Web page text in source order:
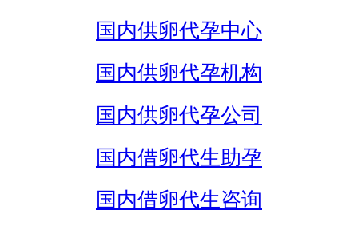
国内供卵代孕中心
国内供卵代孕机构
国内供卵代孕公司
国内借卵代生助孕
国内借卵代生咨询